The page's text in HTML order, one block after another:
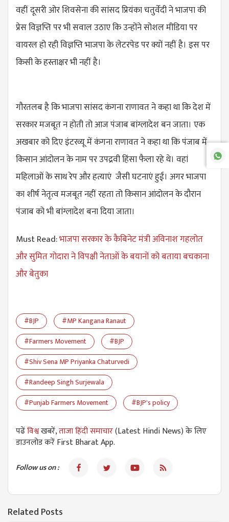
वहीं दूसरी ओर शिवसेना की सांसद प्रियंका चतुर्वेदी ने भाजपा की ​
प्रेस विज्ञप्ति पर भी सवाल उठाए कि उन्होंने सोशल मीडिया पर
वायरल हो रही विज्ञप्ति भाजपा के लेटरपेड पर क्यों नहीं है। इस पर
किसी के हस्ताक्षर भी नहीं है।
गौरतलब है कि भाजपा सांसद कंगना राणावत ने कहा था कि देश में
सरकार मजबूत न होती तो आज पंजाब बांग्लादेश बन जाता। एक
अखबार को दिए इंटरव्यू में कंगना राणावत ने कहा था कि पंजाब में
किसान आंदोलन के नाम पर उपद्रवी हिंसा फैला रहे थे। वहां
महिलाओं के साथ रेप और हत्याएं जैसी घटनाएं हुई। अगर भाजपा
का शीर्ष नेतृत्व मजबूत नहीं रहता तो किसान आंदोलन के दौरान
पंजाब को भी बांग्लादेश बना दिया जाता।
Must Read:भाजपा सरकार के कैबिनेट मंत्री अविनाश गहलोत
और सुमित गोदारा ने विपक्षी नेताओं के बयानों को बताया बचकाना
और बेतुका
#BJP
#MP Kangana Ranaut
#Farmers Movement
#BJP
#Shiv Sena MP Priyanka Chaturvedi
#Randeep Singh Surjewala
#Punjab Farmers Movement
#BJP's policy
पढेंविश्वखबरें,ताजा हिंदी समाचार(Latest Hindi News) के लिए
डाउनलोड करें First Bharat App.
Follow us on :
Related Posts